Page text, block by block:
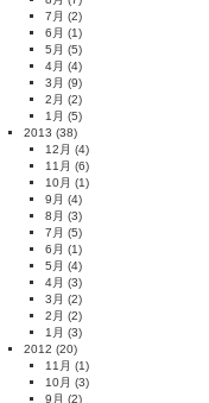
7月 (2)
6月 (1)
5月 (5)
4月 (4)
3月 (9)
2月 (2)
1月 (5)
2013 (38)
12月 (4)
11月 (6)
10月 (1)
9月 (4)
8月 (3)
7月 (5)
6月 (1)
5月 (4)
4月 (3)
3月 (2)
2月 (2)
1月 (3)
2012 (20)
11月 (1)
10月 (3)
9月 (2)